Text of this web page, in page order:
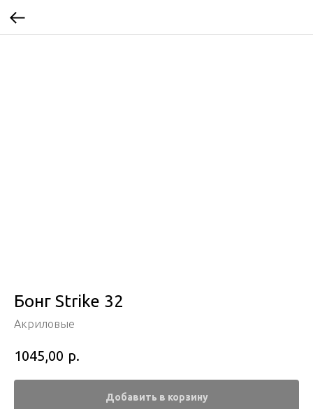
Бонг Strike 32
Акриловые
1045,00 р.
Добавить в корзину